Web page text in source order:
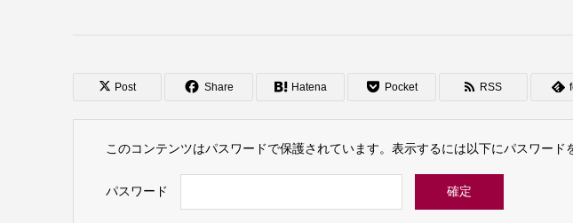
Post Share Hatena Pocket RSS
このコンテンツはパスワードで保護されています。表示するには以下にパスワード
パスワード